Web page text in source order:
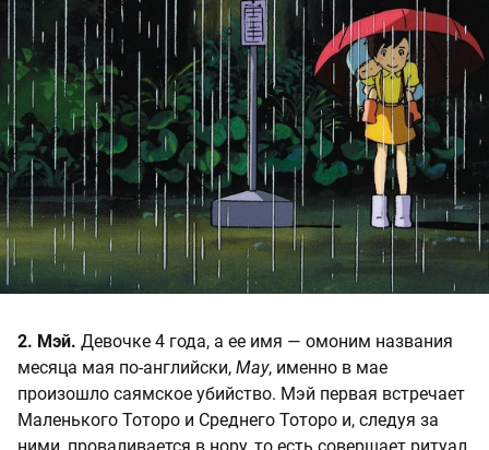
2. Мэй. Девочке 4 года, а ее имя — омоним названия
месяца мая по-английски, May, именно в мае
произошло саямское убийство. Мэй первая встречает
Маленького Тоторо и Среднего Тоторо и, следуя за